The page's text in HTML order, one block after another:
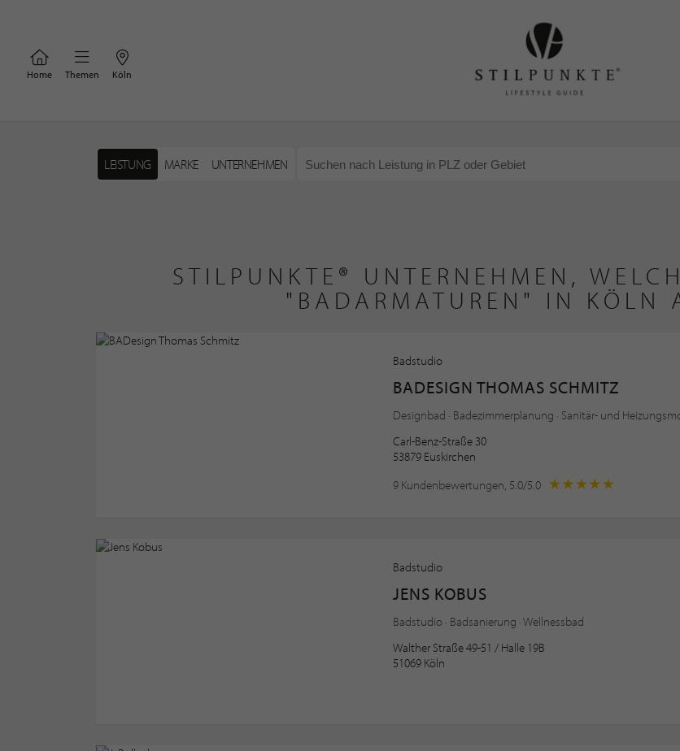
Home Themen Köln
LEISTUNG MARKE UNTERNEHMEN
STILPUNKTE® UNTERNEHMEN,
"BADARMATUREN" IN KÖLN
Badstudio
BADESIGN THOMAS SCHMITZ
Designbad · Badezimmerplanung · Sanitär- und
Carl-Benz-Straße 30
53879 Euskirchen
9 Kundenbewertungen, 5.0/5.0
Badstudio
JENS KOBUS
Badstudio · Badsanierung · Wellnessbad
Walther Straße 49-51 / Halle 19B
51069 Köln